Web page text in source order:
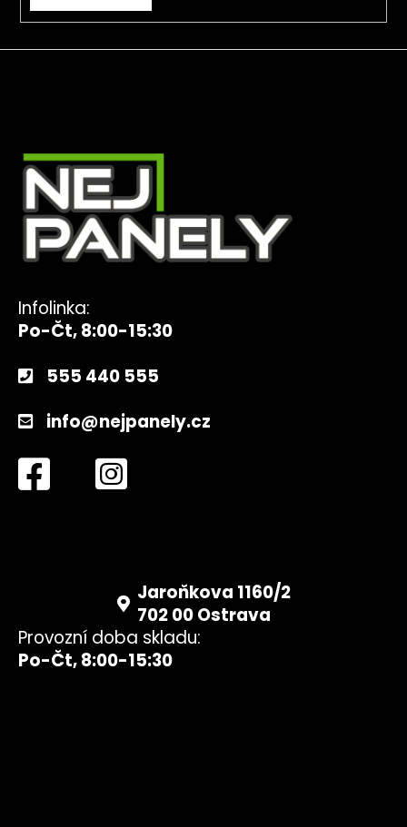
Infolinka:
Po-Čt, 8:00-15:30
555 440 555
info@nejpanely.cz
Jaroňkova 1160/2
702 00 Ostrava
Provozní doba skladu:
Po-Čt, 8:00-15:30